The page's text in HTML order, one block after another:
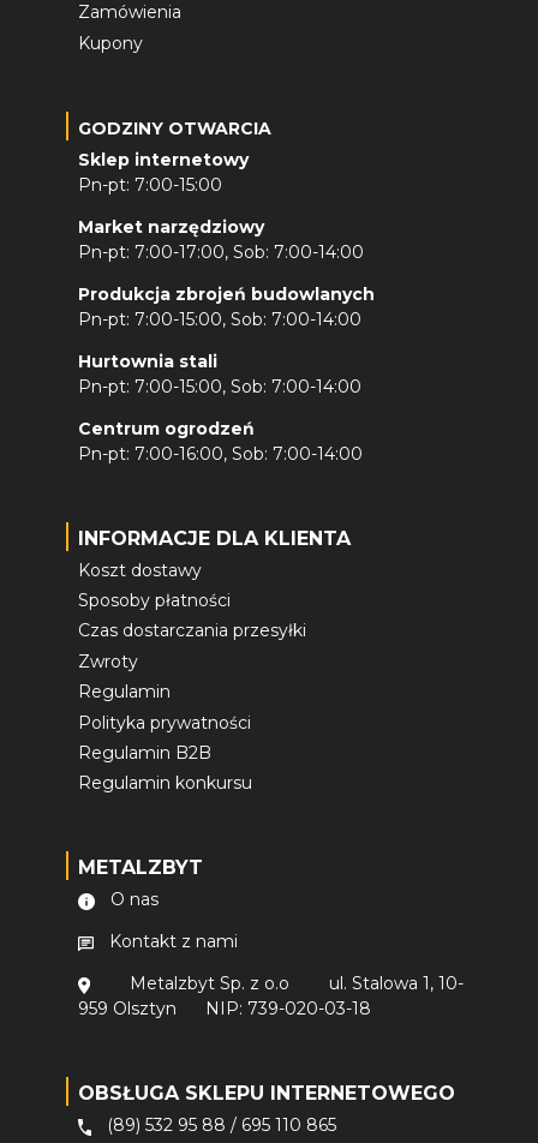
Zamówienia
Kupony
GODZINY OTWARCIA
Sklep internetowy
Pn-pt: 7:00-15:00
Market narzędziowy
Pn-pt: 7:00-17:00, Sob: 7:00-14:00
Produkcja zbrojeń budowlanych
Pn-pt: 7:00-15:00, Sob: 7:00-14:00
Hurtownia stali
Pn-pt: 7:00-15:00, Sob: 7:00-14:00
Centrum ogrodzeń
Pn-pt: 7:00-16:00, Sob: 7:00-14:00
INFORMACJE DLA KLIENTA
Koszt dostawy
Sposoby płatności
Czas dostarczania przesyłki
Zwroty
Regulamin
Polityka prywatności
Regulamin B2B
Regulamin konkursu
METALZBYT
O nas
Kontakt z nami
Metalzbyt Sp. z o.o
ul. Stalowa 1, 10-
959 Olsztyn
NIP: 739-020-03-18
OBSŁUGA SKLEPU INTERNETOWEGO
(89) 532 95 88 / 695 110 865